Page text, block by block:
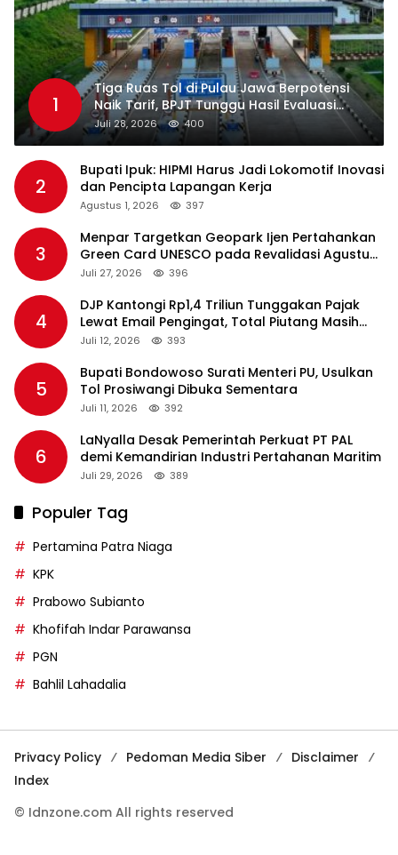
1
Tiga Ruas Tol di Pulau Jawa Berpotensi
Naik Tarif, BPJT Tunggu Hasil Evaluasi
Standar Pelayanan
Juli 28, 2026 400
2
Bupati Ipuk: HIPMI Harus Jadi Lokomotif Inovasi
dan Pencipta Lapangan Kerja
Agustus 1, 2026 397
3
Menpar Targetkan Geopark Ijen Pertahankan
Green Card UNESCO pada Revalidasi Agustus
2026
Juli 27, 2026 396
4
DJP Kantongi Rp1,4 Triliun Tunggakan Pajak
Lewat Email Pengingat, Total Piutang Masih
Rp36 Triliun
Juli 12, 2026 393
5
Bupati Bondowoso Surati Menteri PU, Usulkan
Tol Prosiwangi Dibuka Sementara
Juli 11, 2026 392
6
LaNyalla Desak Pemerintah Perkuat PT PAL
demi Kemandirian Industri Pertahanan Maritim
Juli 29, 2026 389
Populer Tag
Pertamina Patra Niaga
KPK
Prabowo Subianto
Khofifah Indar Parawansa
PGN
Bahlil Lahadalia
Privacy Policy Pedoman Media Siber
Disclaimer
Index
© Idnzone.com All rights reserved